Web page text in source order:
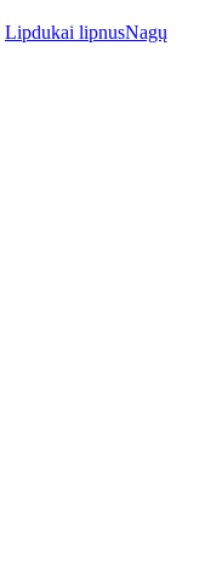
Lipdukai lipnusNagų